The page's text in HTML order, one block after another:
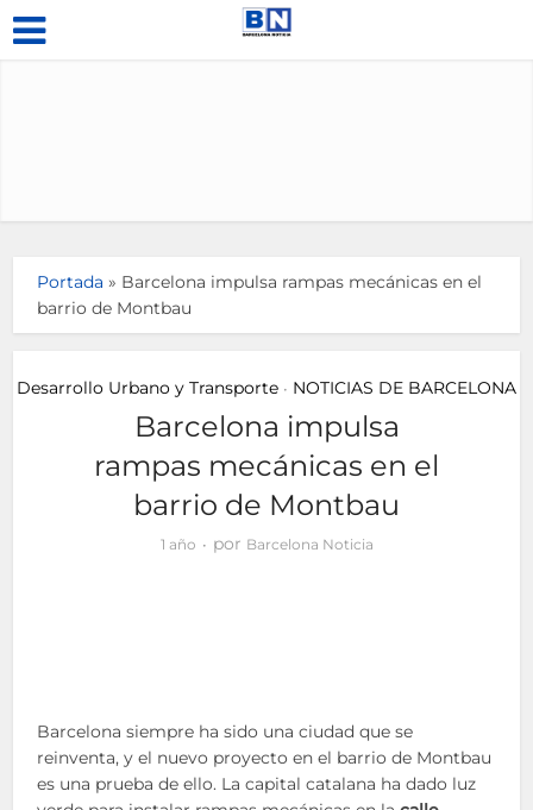
Portada » Barcelona impulsa rampas mecánicas en el
barrio de Montbau
Desarrollo Urbano y Transporte • NOTICIAS DE BARCELONA
Barcelona impulsa
rampas mecánicas en el
barrio de Montbau
1 año por Barcelona Noticia
Barcelona siempre ha sido una ciudad que se
reinventa, y el nuevo proyecto en el barrio de Montbau
es una prueba de ello. La capital catalana ha dado luz